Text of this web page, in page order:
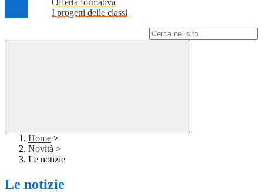
Offerta formativa
I progetti delle classi
Home >
Novità >
Le notizie
Le notizie